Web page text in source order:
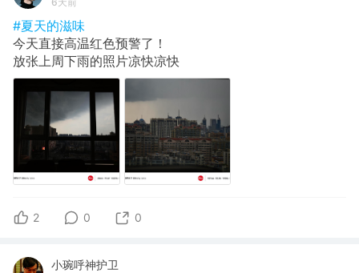
#夏天的滋味
今天直接高温红色预警了！
放张上周下雨的照片凉快凉快
2 0 0
小琬呼神护卫